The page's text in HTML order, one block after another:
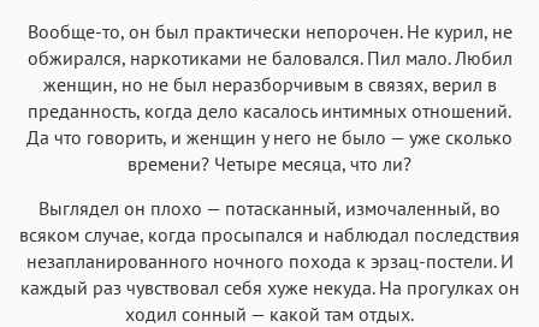
Вообще-то, он был практически непорочен. Не курил, не
обжирался, наркотиками не баловался. Пил мало. Любил
женщин, но не был неразборчивым в связях, верил в
преданность, когда дело касалось интимных отношений.
Да что говорить, и женщин у него не было — уже сколько
времени? Четыре месяца, что ли?
Выглядел он плохо — потасканный, измочаленный, во
всяком случае, когда просыпался и наблюдал последствия
незапланированного ночного похода к эрзац-постели. И
каждый раз чувствовал себя хуже некуда. На прогулках он
ходил сонный — какой там отдых.